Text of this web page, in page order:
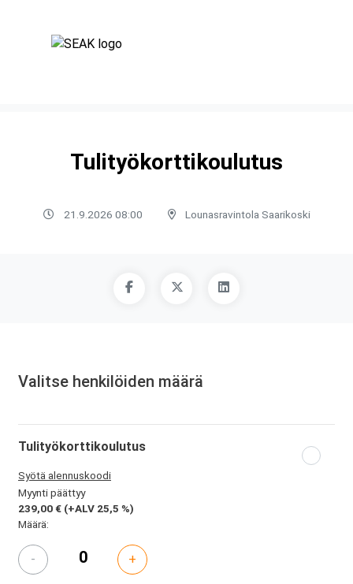
Tulityökorttikoulutus
21.9.2026 08:00 Lounasravintola Saarikoski
Valitse henkilöiden määrä
Tulityökorttikoulutus
Syötä alennuskoodi
Myynti päättyy
239,00 € (+ALV 25,5 %)
Määrä:
- +